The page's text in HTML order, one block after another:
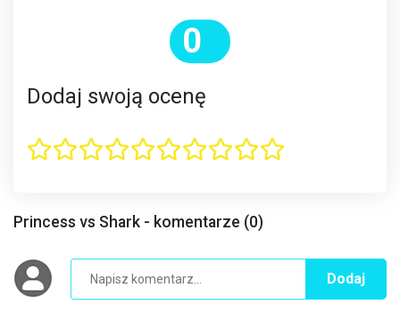
0
Dodaj swoją ocenę
Princess vs Shark - komentarze (0)
Dodaj